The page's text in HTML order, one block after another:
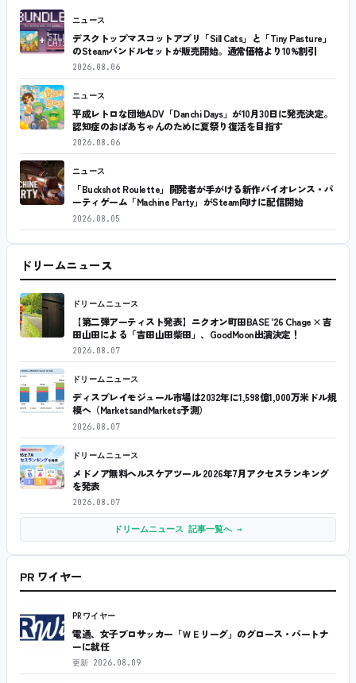
ニュース
デスクトップマスコットアプリ「Sill Cats」と「Tiny Pasture」
のSteamバンドルセットが販売開始。通常価格より10%割引
2026.08.06
ニュース
平成レトロな団地ADV「Danchi Days」が10月30日に発売決定。
認知症のおばあちゃんのために夏祭り復活を目指す
2026.08.06
ニュース
「Buckshot Roulette」開発者が手がける新作バイオレンス・パ
ーティゲーム「Machine Party」がSteam向けに配信開始
2026.08.05
ドリームニュース
ドリームニュース
【第二弾アーティスト発表】ニクオン町田BASE ’26 Chage × 吉
田山田による「吉田山田柴田」、GoodMoon出演決定！
2026.08.07
ドリームニュース
ディスプレイモジュール市場は2032年に1,598億1,000万米ドル規
模へ（MarketsandMarkets予測）
2026.08.07
ドリームニュース
メドノア無料ヘルスケアツール 2026年7月アクセスランキング
を発表
2026.08.07
ドリームニュース 記事一覧へ →
PR ワイヤー
PRワイヤー
電通、女子プロサッカー「ＷＥリーグ」のグロース・パートナ
ーに就任
更新 2026.08.09